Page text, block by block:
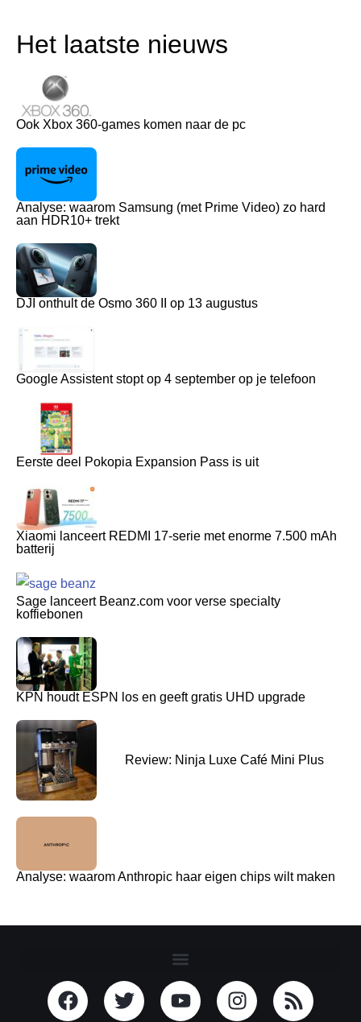
Het laatste nieuws
Ook Xbox 360-games komen naar de pc
Analyse: waarom Samsung (met Prime Video) zo hard
aan HDR10+ trekt
DJI onthult de Osmo 360 II op 13 augustus
Google Assistent stopt op 4 september op je telefoon
Eerste deel Pokopia Expansion Pass is uit
Xiaomi lanceert REDMI 17-serie met enorme 7.500 mAh
batterij
Sage lanceert Beanz.com voor verse specialty
koffiebonen
KPN houdt ESPN los en geeft gratis UHD upgrade
Review: Ninja Luxe Café Mini Plus
Analyse: waarom Anthropic haar eigen chips wilt maken